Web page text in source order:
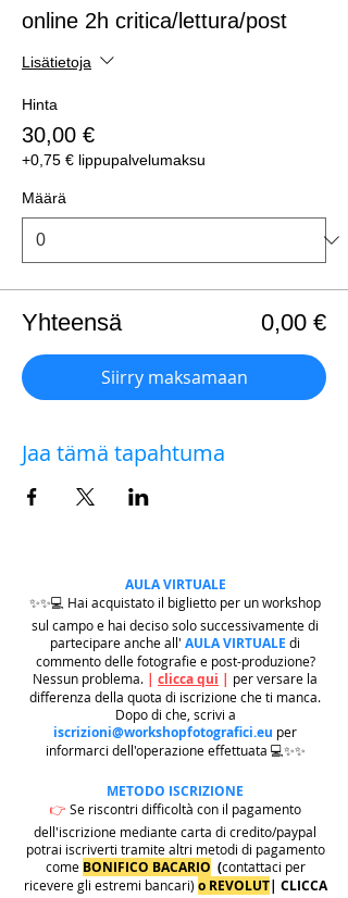
online 2h critica/lettura/post
Lisätietoja
Hinta
30,00 €
+0,75 € lippupalvelumaksu
Määrä
Yhteensä 0,00 €
Siirry maksamaan
Jaa tämä tapahtuma
AULA VIRTUALE
✨✨💻 Hai acquistato il biglietto per un workshop
sul campo e hai deciso solo successivamente di
partecipare anche all' AULA VIRTUALE di
commento delle fotografie e post-produzione?
Nessun problema. | clicca qui | per versare la
differenza della quota di iscrizione che ti manca.
Dopo di che, scrivi a
iscrizioni@workshopfotografici.eu per
informarci dell'operazione effettuata 💻✨✨
METODO ISCRIZIONE
👉 Se riscontri difficoltà con il pagamento
dell'iscrizione mediante carta di credito/paypal
potrai iscriverti tramite altri metodi di pagamento
come BONIFICO BACARIO (contattaci per
ricevere gli estremi bancari) o REVOLUT| CLICCA